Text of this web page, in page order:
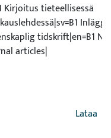
Kirjoitus tieteellisessä
Inlägg
tidskrift|en=B1
articles|
Lataa